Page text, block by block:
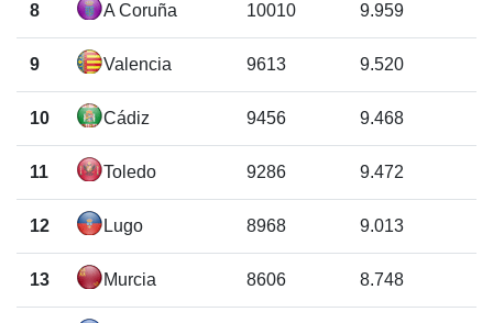
8 A Coruña 10010 9.959
9 Valencia 9613 9.520
10 Cádiz 9456 9.468
11 Toledo 9286 9.472
12 Lugo 8968 9.013
13 Murcia 8606 8.748